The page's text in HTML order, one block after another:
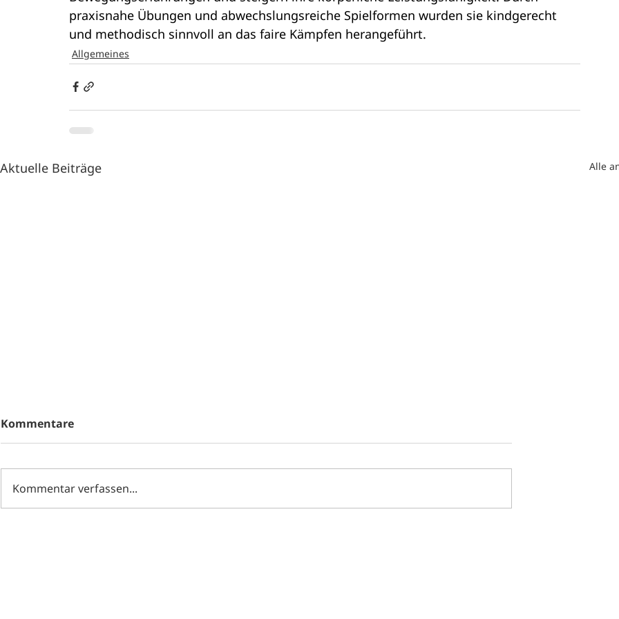
praxisnahe Übungen und abwechslungsreiche Spielformen wurden sie kindgerecht
und methodisch sinnvoll an das faire Kämpfen herangeführt.
Allgemeines
Aktuelle Beiträge Alle
Kommentare
Kommentar verfassen...